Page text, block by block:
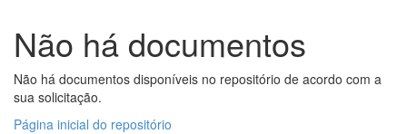
Não há documentos
Não há documentos disponíveis no repositório de acordo com a
sua solicitação.
Página inicial do repositório